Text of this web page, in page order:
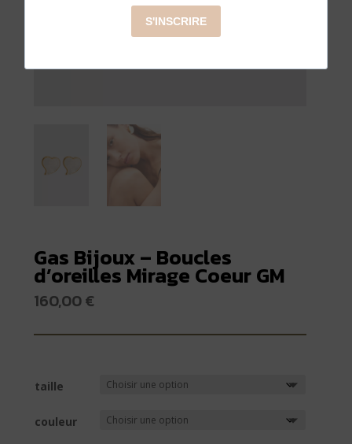
Gas Bijoux – Boucles
d’oreilles Mirage Coeur GM
160,00€
taille
couleur